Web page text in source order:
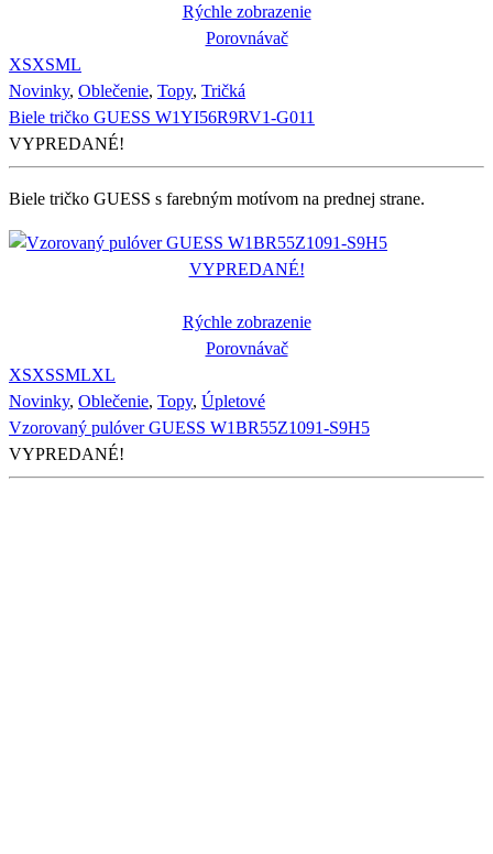
Rýchle zobrazenie
Porovnávač
XSXSML
Novinky, Oblečenie, Topy, Tričká
Biele tričko GUESS W1YI56R9RV1-G011
VYPREDANÉ!
Biele tričko GUESS s farebným motívom na prednej strane.
VYPREDANÉ!
Rýchle zobrazenie
Porovnávač
XSXSSMLXL
Novinky, Oblečenie, Topy, Úpletové
Vzorovaný pulóver GUESS W1BR55Z1091-S9H5
VYPREDANÉ!